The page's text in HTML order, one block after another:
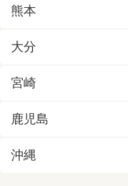
熊本
大分
宮崎
鹿児島
沖縄